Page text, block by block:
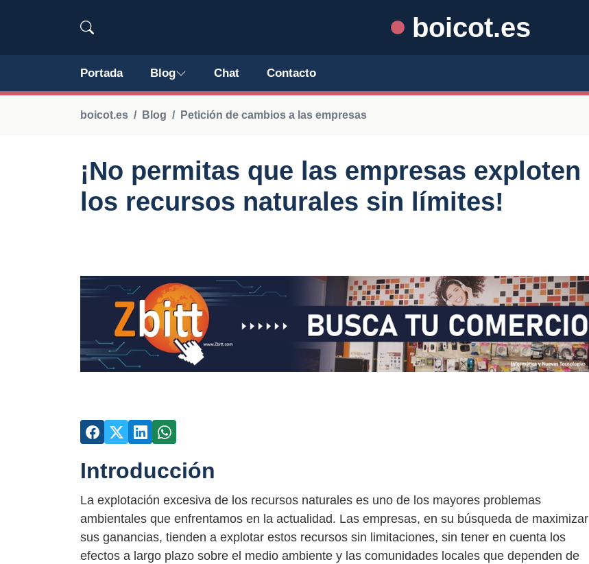
boicot.es
Portada Blog Chat Contacto
boicot.es Blog Petición de cambios a las empresas
¡No permitas que las empresas exploten
los recursos naturales sin límites!
Introducción
La explotación excesiva de los recursos naturales es uno de los mayores problemas
ambientales que enfrentamos en la actualidad. Las empresas, en su búsqueda de maximizar
sus ganancias, tienden a explotar estos recursos sin limitaciones, sin tener en cuenta los
efectos a largo plazo sobre el medio ambiente y las comunidades locales que dependen de